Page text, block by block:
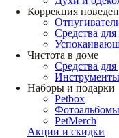
Коррекция
Средства
Чистота в доме
Средства для
Наборы и подарки
Petbox
Фотоальбомы
PetMerch
Акции и скидки